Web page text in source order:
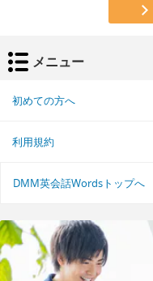
メニュー
初めての方へ
利用規約
DMM英会話Wordsトップへ